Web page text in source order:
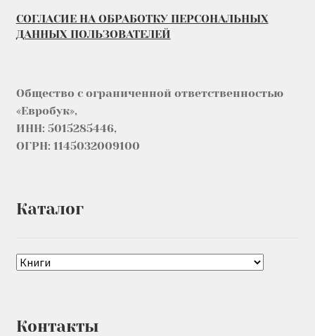
СОГЛАСИЕ НА ОБРАБОТКУ ПЕРСОНАЛЬНЫХ
ДАННЫХ ПОЛЬЗОВАТЕЛЕЙ
Общество с ограниченной ответственностью
«Евробук»,
ИНН: 5015285446,
ОГРН: 1145032009100
Каталог
Контакты